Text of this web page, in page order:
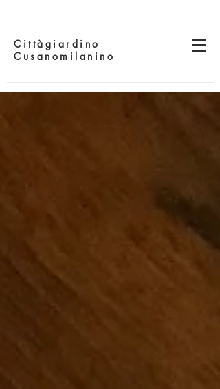
Cittàgiardino
Cusanomilanino